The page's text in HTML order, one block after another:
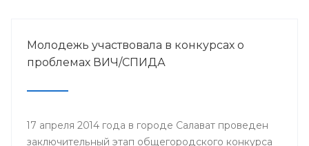
Молодежь участвовала в конкурсах о
проблемах ВИЧ/СПИДА
17 апреля 2014 года в городе Салават проведен
заключительный этап общегородского конкурса